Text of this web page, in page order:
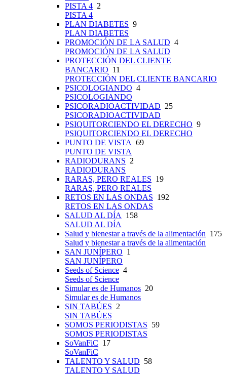
PISTA 4 2
PISTA 4
PLAN DIABETES 9
PLAN DIABETES
PROMOCIÓN DE LA SALUD 4
PROMOCIÓN DE LA SALUD
PROTECCIÓN DEL CLIENTE
BANCARIO 11
PROTECCIÓN DEL CLIENTE BANCARIO
PSICOLOGIANDO 4
PSICOLOGIANDO
PSICORADIOACTIVIDAD 25
PSICORADIOACTIVIDAD
PSIQUITORCIENDO EL DERECHO 9
PSIQUITORCIENDO EL DERECHO
PUNTO DE VISTA 69
PUNTO DE VISTA
RADIODURANS 2
RADIODURANS
RARAS, PERO REALES 19
RARAS, PERO REALES
RETOS EN LAS ONDAS 192
RETOS EN LAS ONDAS
SALUD AL DÍA 158
SALUD AL DÍA
Salud y bienestar a través de la alimentación 175
Salud y bienestar a través de la alimentación
SAN JUNÍPERO 1
SAN JUNÍPERO
Seeds of Science 4
Seeds of Science
Simular es de Humanos 20
Simular es de Humanos
SIN TABÚES 2
SIN TABÚES
SOMOS PERIODISTAS 59
SOMOS PERIODISTAS
SoVanFiC 17
SoVanFiC
TALENTO Y SALUD 58
TALENTO Y SALUD